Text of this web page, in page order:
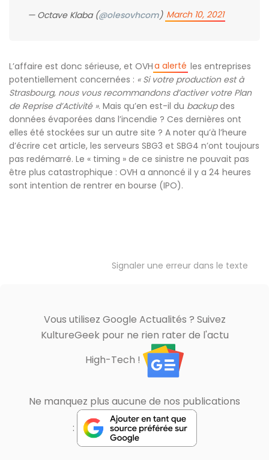
— Octave Klaba (@olesovhcom) March 10, 2021
L’affaire est donc sérieuse, et OVHa alerté les entreprises
potentiellement concernées : « Si votre production est à
Strasbourg, nous vous recommandons d’activer votre Plan
de Reprise d’Activité ». Mais qu’en est-il du backupdes
données évaporées dans l’incendie ? Ces dernières ont
elles été stockées sur un autre site ? A noter qu’à l’heure
d’écrire cet article, les serveurs SBG3 et SBG4 n’ont toujours
pas redémarré. Le « timing » de ce sinistre ne pouvait pas
être plus catastrophique : OVH a annoncé il y a 24 heures
sont intention de rentrer en bourse (IPO).
Signaler une erreur dans le texte
Vous utilisez Google Actualités ? Suivez
KultureGeek pour ne rien rater de l'actu
High-Tech !
Ne manquez plus aucune de nos publications
: